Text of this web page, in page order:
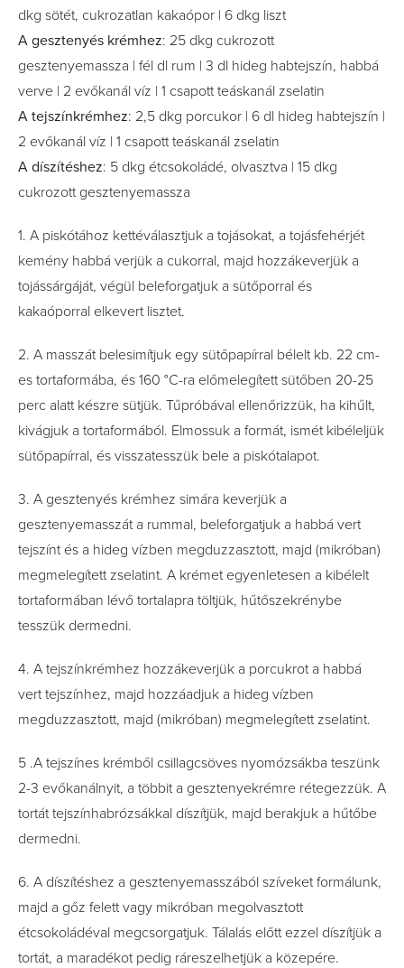
dkg sötét, cukrozatlan kakaópor | 6 dkg liszt
A gesztenyés krémhez: 25 dkg cukrozott
gesztenyemassza | fél dl rum | 3 dl hideg habtejszín, habbá
verve | 2 evőkanál víz | 1 csapott teáskanál zselatin
A tejszínkrémhez: 2,5 dkg porcukor | 6 dl hideg habtejszín |
2 evőkanál víz | 1 csapott teáskanál zselatin
A díszítéshez: 5 dkg étcsokoládé, olvasztva | 15 dkg
cukrozott gesztenyemassza
1. A piskótához kettéválasztjuk a tojásokat, a tojásfehérjét
kemény habbá verjük a cukorral, majd hozzákeverjük a
tojássárgáját, végül beleforgatjuk a sütőporral és
kakaóporral elkevert lisztet.
2. A masszát belesimítjuk egy sütőpapírral bélelt kb. 22 cm-
es tortaformába, és 160 °C-ra előmelegített sütőben 20-25
perc alatt készre sütjük. Tűpróbával ellenőrizzük, ha kihűlt,
kivágjuk a tortaformából. Elmossuk a formát, ismét kibéleljük
sütőpapírral, és visszatesszük bele a piskótalapot.
3. A gesztenyés krémhez simára keverjük a
gesztenyemasszát a rummal, beleforgatjuk a habbá vert
tejszínt és a hideg vízben megduzzasztott, majd (mikróban)
megmelegített zselatint. A krémet egyenletesen a kibélelt
tortaformában lévő tortalapra töltjük, hűtőszekrénybe
tesszük dermedni.
4. A tejszínkrémhez hozzákeverjük a porcukrot a habbá
vert tejszínhez, majd hozzáadjuk a hideg vízben
megduzzasztott, majd (mikróban) megmelegített zselatint.
5 .A tejszínes krémből csillagcsöves nyomózsákba teszünk
2-3 evőkanálnyit, a többit a gesztenyekrémre rétegezzük. A
tortát tejszínhabrózsákkal díszítjük, majd berakjuk a hűtőbe
dermedni.
6. A díszítéshez a gesztenyemasszából szíveket formálunk,
majd a gőz felett vagy mikróban megolvasztott
étcsokoládéval megcsorgatjuk. Tálalás előtt ezzel díszítjük a
tortát, a maradékot pedig ráreszelhetjük a közepére.